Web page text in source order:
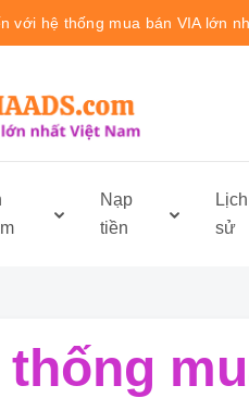
với hệ thống mua bán VIA lớn
Nạp
tiền
Lịch
sử
thống